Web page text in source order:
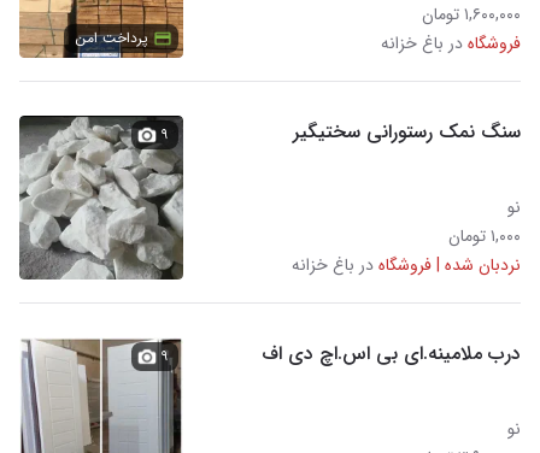
۱,۶۰۰,۰۰۰ تومان
فروشگاهدر باغ خزانه پرداخت امن
سنگ نمک رستورانی سختیگیر
نو
۱,۰۰۰ تومان
نردبان شده | فروشگاهدر باغ خزانه
۹
درب ملامینه.ای بی اس.اچ دی اف
نو
۹